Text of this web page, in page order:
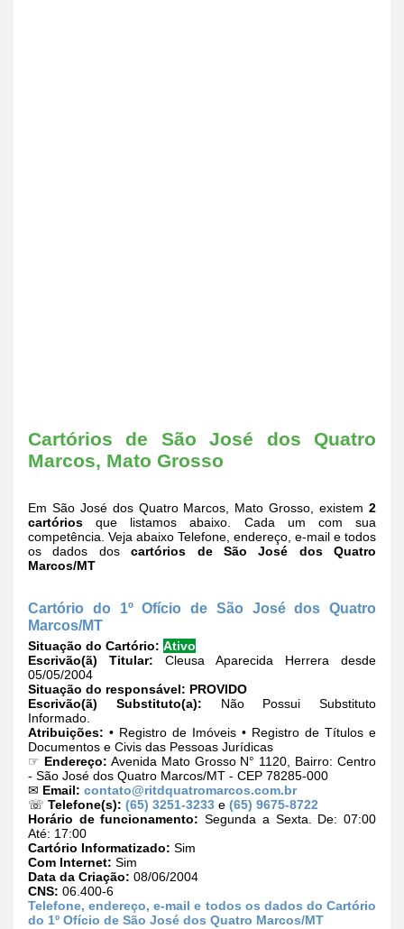
Cartórios de São José dos Quatro
Marcos, Mato Grosso
Em São José dos Quatro Marcos, Mato Grosso, existem 2
cartórios que listamos abaixo. Cada um com sua
competência. Veja abaixo Telefone, endereço, e-mail e todos
os dados doscartórios de São José dos Quatro
Marcos/MT
Cartório do 1º Ofício de São José dos Quatro
Marcos/MT
Situação do Cartório: Ativo
Escrivão(ã) Titular: Cleusa Aparecida Herrera desde
05/05/2004
Situação do responsável: PROVIDO
Escrivão(ã) Substituto(a): Não Possui Substituto
Informado.
Atribuições: • Registro de Imóveis • Registro de Títulos e
Documentos e Civis das Pessoas Jurídicas
☞ Endereço: Avenida Mato Grosso N° 1120, Bairro: Centro
- São José dos Quatro Marcos/MT - CEP 78285-000
✉ Email: contato@ritdquatromarcos.com.br
☏ Telefone(s): (65) 3251-3233 e (65) 9675-8722
Horário de funcionamento: Segunda a Sexta. De: 07:00
Até: 17:00
Cartório Informatizado: Sim
Com Internet: Sim
Data da Criação: 08/06/2004
CNS: 06.400-6
Telefone, endereço, e-mail e todos os dados do Cartório
do 1º Ofício de São José dos Quatro Marcos/MT